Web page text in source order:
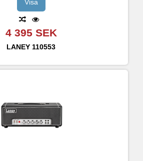
Visa
4 395 SEK
LANEY 110553